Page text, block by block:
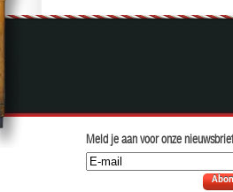
Meld je aan voor onze